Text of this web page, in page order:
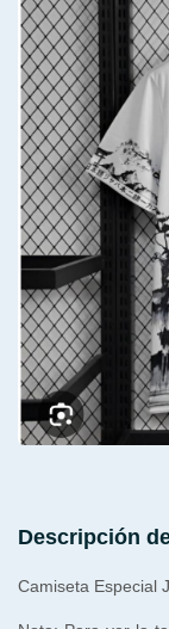
Descripción
Camiseta Especial